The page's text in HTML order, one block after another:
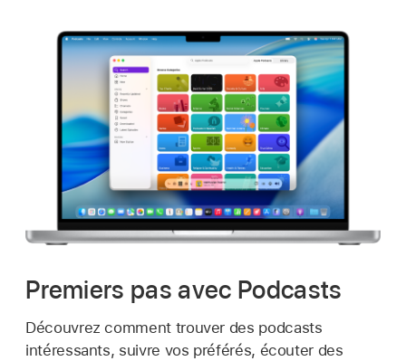
Premiers pas avec Podcasts
Découvrez comment trouver des podcasts
intéressants, suivre vos préférés, écouter des